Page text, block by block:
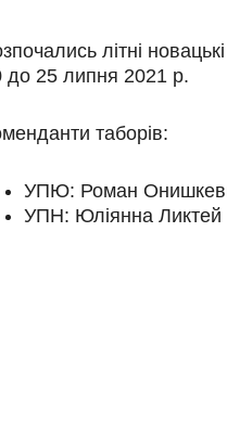
літні
до 25 липня 2021 р.
таборів:
УПЮ: Роман
УПН: Юліянна Ликтей